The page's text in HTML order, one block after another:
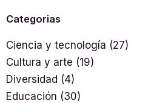
Categorias
Ciencia y tecnología (27)
Cultura y arte (19)
Diversidad (4)
Educación (30)